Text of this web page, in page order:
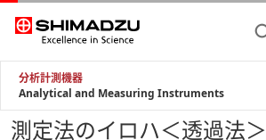
分析計測機器
Analytical and Measuring Instruments
測定法のイロハ＜透過法＞